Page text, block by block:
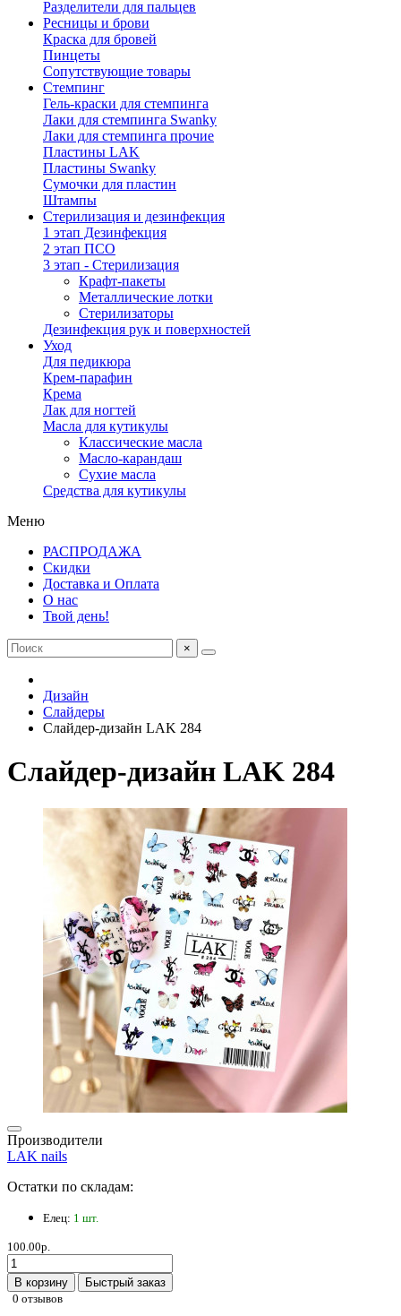
Разделители для пальцев
Ресницы и брови
Краска для бровей
Пинцеты
Сопутствующие товары
Стемпинг
Гель-краски для стемпинга
Лаки для стемпинга Swanky
Лаки для стемпинга прочие
Пластины LAK
Пластины Swanky
Сумочки для пластин
Штампы
Стерилизация и дезинфекция
1 этап Дезинфекция
2 этап ПСО
3 этап - Стерилизация
Крафт-пакеты
Металлические лотки
Стерилизаторы
Дезинфекция рук и поверхностей
Уход
Для педикюра
Крем-парафин
Крема
Лак для ногтей
Масла для кутикулы
Классические масла
Масло-карандаш
Сухие масла
Средства для кутикулы
Меню
РАСПРОДАЖА
Скидки
Доставка и Оплата
О нас
Твой день!
×
Дизайн
Слайдеры
Слайдер-дизайн LAK 284
Слайдер-дизайн LAK 284
Производители
LAK nails
Остатки по складам:
Елец: 1 шт.
100.00р.
В корзину
Быстрый заказ
0 отзывов